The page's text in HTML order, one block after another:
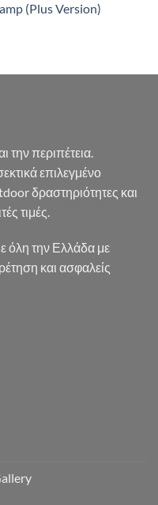
(Plus Version)
περιπέτεια.
επιλεγμένο
δραστηριότητες και
τιμές.
όλη την Ελλάδα με
και ασφαλείς